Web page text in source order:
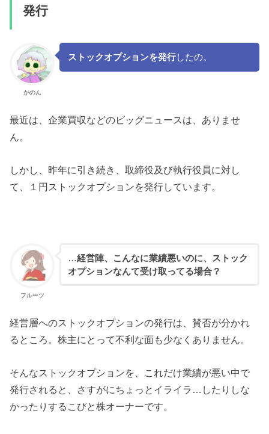
発行
かのん
ストックオプションを発行したの。
最近は、企業買収などのビッグニュースは、ありませ
ん。
しかし、昨年に引き続き、取締役及び執行役員に対し
て、１円ストックオプションを発行しています。
フルーツ
…経営陣、こんなに業績悪いのに、ストック
オプションなんて受け取ってる場合？
経営層へのストックオプションの発行は、賛否が分かれ
るところ。株主にとって不利な面も少なくありません。
そんなストックオプションを、これだけ業績が悪い中で
発行されると、さすがにちょっとイライラ…したりしな
かったりするこびと株オーナーです。